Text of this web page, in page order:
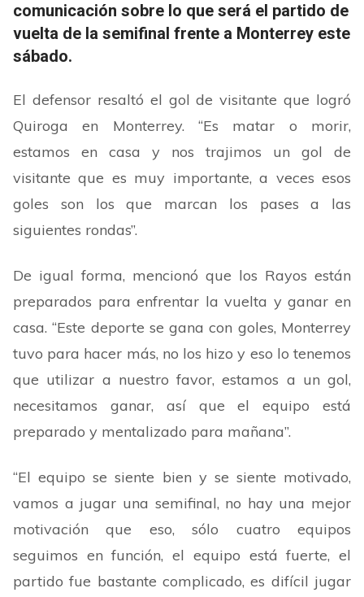
comunicación sobre lo que será el partido de
vuelta de la semifinal frente a Monterrey este
sábado.
El defensor resaltó el gol de visitante que logró
Quiroga en Monterrey. “Es matar o morir,
estamos en casa y nos trajimos un gol de
visitante que es muy importante, a veces esos
goles son los que marcan los pases a las
siguientes rondas”.
De igual forma, mencionó que los Rayos están
preparados para enfrentar la vuelta y ganar en
casa.“Este deporte se gana con goles, Monterrey
tuvo para hacer más, no los hizo y eso lo tenemos
que utilizar a nuestro favor, estamos a un gol,
necesitamos ganar, así que el equipo está
preparado y mentalizado para mañana”.
“El equipo se siente bien y se siente motivado,
vamos a jugar una semifinal, no hay una mejor
motivación que eso, sólo cuatro equipos
seguimos en función, el equipo está fuerte, el
partido fue bastante complicado, es difícil jugar